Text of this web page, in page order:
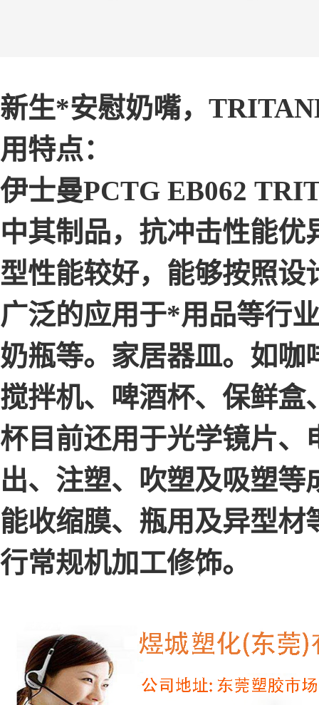
新生*安慰奶嘴，
用特点：
伊士曼PCTG EB062
中其制品，抗冲击性能
型性能较好，能够按照
广泛的应用于*用品等行
奶瓶等。家居器皿。如咖
搅拌机、啤酒杯、保鲜盒
杯目前还用于光学镜片、
出、注塑、吹塑及吸塑
能收缩膜、瓶用及异型
行常规机加工修饰。